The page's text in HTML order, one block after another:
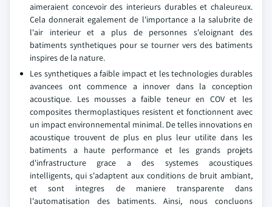
aimeraient concevoir des interieurs durables et chaleureux.
Cela donnerait egalement de l'importance a la salubrite de
l'air interieur et a plus de personnes s'eloignant des
batiments synthetiques pour se tourner vers des batiments
inspires de la nature.
Les synthetiques a faible impact et les technologies durables
avancees ont commence a innover dans la conception
acoustique. Les mousses a faible teneur en COV et les
composites thermoplastiques resistent et fonctionnent avec
un impact environnemental minimal. De telles innovations en
acoustique trouvent de plus en plus leur utilite dans les
batiments a haute performance et les grands projets
d'infrastructure grace a des systemes acoustiques
intelligents, qui s'adaptent aux conditions de bruit ambiant,
et sont integres de maniere transparente dans
l'automatisation des batiments. Ainsi, nous concluons